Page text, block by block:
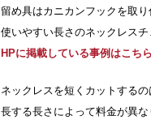
留め具はカニカンフックを取り
使いやすい長さのネックレスチ
HPに掲載している事例はこち
ネックレスを短くカットする
長する長さによって料金が異な